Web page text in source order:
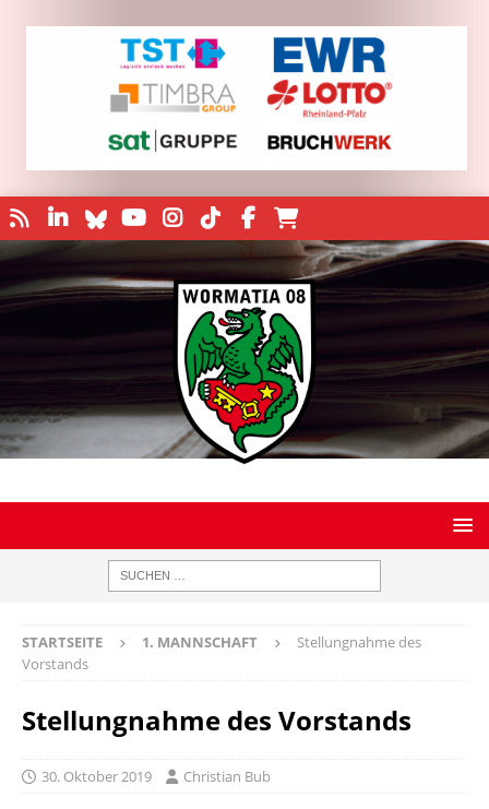
STARTSEITE 1. MANNSCHAFT
Stellungnahme des
Vorstands
Stellungnahme des Vorstands
30. Oktober 2019 Christian Bub